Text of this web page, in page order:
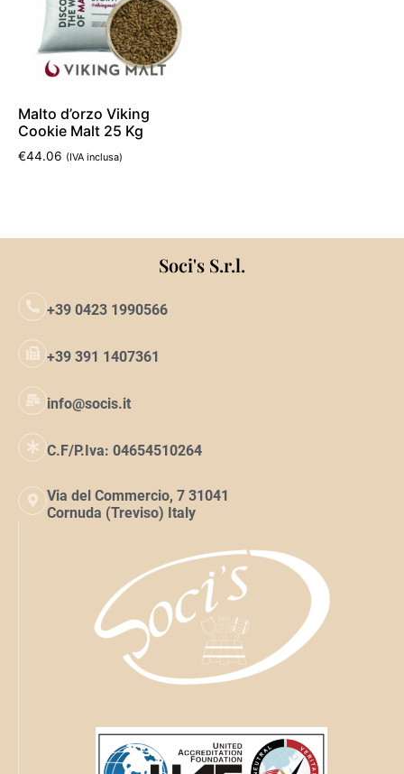
Malto d’orzo Viking
Cookie Malt 25 Kg
€44.06 (IVA inclusa)
Soci's S.r.l.
+39 0423 1990566
+39 391 1407361
info@socis.it
C.F/P.Iva: 04654510264
Via del Commercio, 7 31041
Cornuda (Treviso) Italy